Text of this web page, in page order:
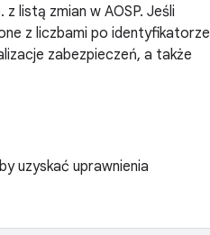
listą zmian w AOSP. Jeśli
z liczbami po identyfikatorze
zabezpieczeń, a także
uzyskać uprawnienia